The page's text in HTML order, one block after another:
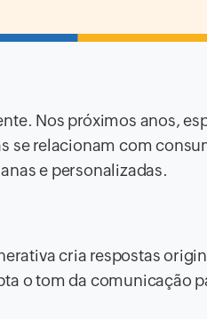
Nos próximos anos,
se relacionam com
e personalizadas.
cria respostas
o tom da comunicação